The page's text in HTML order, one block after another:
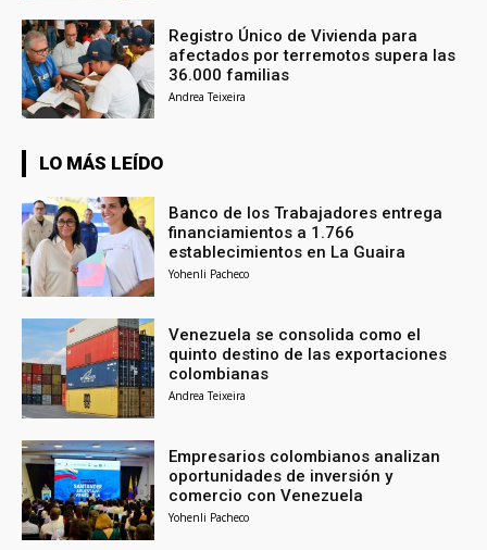
Registro Único de Vivienda para
afectados por terremotos supera las
36.000 familias
Andrea Teixeira
LO MÁS LEÍDO
Banco de los Trabajadores entrega
financiamientos a 1.766
establecimientos en La Guaira
Yohenli Pacheco
Venezuela se consolida como el
quinto destino de las exportaciones
colombianas
Andrea Teixeira
Empresarios colombianos analizan
oportunidades de inversión y
comercio con Venezuela
Yohenli Pacheco